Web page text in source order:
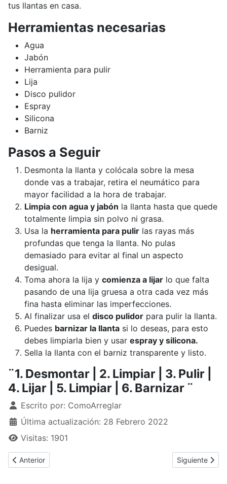
tus llantas en casa.
Herramientas necesarias
Agua
Jabón
Herramienta para pulir
Lija
Disco pulidor
Espray
Silicona
Barniz
Pasos a Seguir
Desmonta la llanta y colócala sobre la mesa
donde vas a trabajar, retira el neumático para
mayor facilidad a la hora de trabajar.
Limpia con agua y jabón la llanta hasta que quede
totalmente limpia sin polvo ni grasa.
Usa la herramienta para pulir las rayas más
profundas que tenga la llanta. No pulas
demasiado para evitar al final un aspecto
desigual.
Toma ahora la lija y comienza a lijar lo que falta
pasando de una lija gruesa a otra cada vez más
fina hasta eliminar las imperfecciones.
Al finalizar usa el disco pulidor para pulir la llanta.
Puedes barnizar la llanta si lo deseas, para esto
debes limpiarla bien y usar espray y silicona.
Sella la llanta con el barniz transparente y listo.
¨1. Desmontar | 2. Limpiar | 3. Pulir |
4. Lijar | 5. Limpiar | 6. Barnizar ¨
Detalles
Escrito por: ComoArreglar
Última actualización: 28 Febrero 2022
Visitas: 1901
Artículo anterior: ¿Cómo arreglar llave de ducha que gotea?
Anterior Artículo
Siguiente